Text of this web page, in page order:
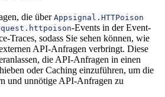
die über Appsignal.HTTPoison
-Events in der Event-
Traces, sodass Sie sehen können, wie
API-Anfragen verbringt. Diese
die API-Anfragen in einen
oder Caching einzuführen, um die
und unnötige API-Anfragen zu